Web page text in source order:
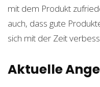
mit dem Produkt
auch, dass gute
sich mit der Zeit
Aktuelle